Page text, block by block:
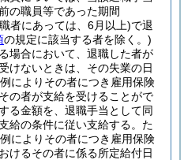
の職員等であった期間
者にあっては、6月以上)で退
の規定に該当する者を除く。)
場合において、退職した者が
けないときは、その失業の日
によりその者につき雇用保険
の者が支給を受けることがで
る金額を、退職手当として同
給の条件に従い支給する。 た
によりその者につき雇用保険
けるその者に係る所定給付日